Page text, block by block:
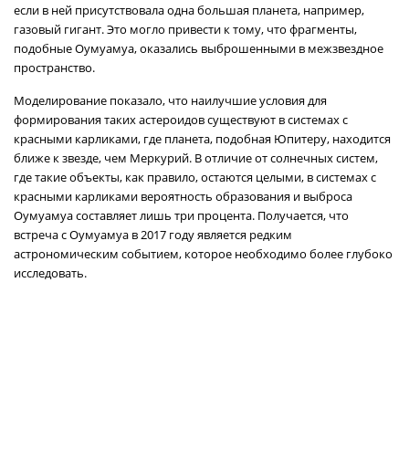
если в ней присутствовала одна большая планета, например,
газовый гигант. Это могло привести к тому, что фрагменты,
подобные Оумуамуа, оказались выброшенными в межзвездное
пространство.
Моделирование показало, что наилучшие условия для
формирования таких астероидов существуют в системах с
красными карликами, где планета, подобная Юпитеру, находится
ближе к звезде, чем Меркурий. В отличие от солнечных систем,
где такие объекты, как правило, остаются целыми, в системах с
красными карликами вероятность образования и выброса
Оумуамуа составляет лишь три процента. Получается, что
встреча с Оумуамуа в 2017 году является редким
астрономическим событием, которое необходимо более глубоко
исследовать.